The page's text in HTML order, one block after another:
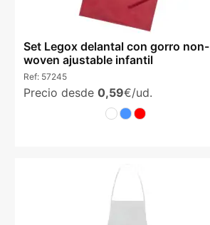
Set Legox delantal con gorro non-
woven ajustable infantil
Ref: 57245
Precio desde 0,59€/ud.